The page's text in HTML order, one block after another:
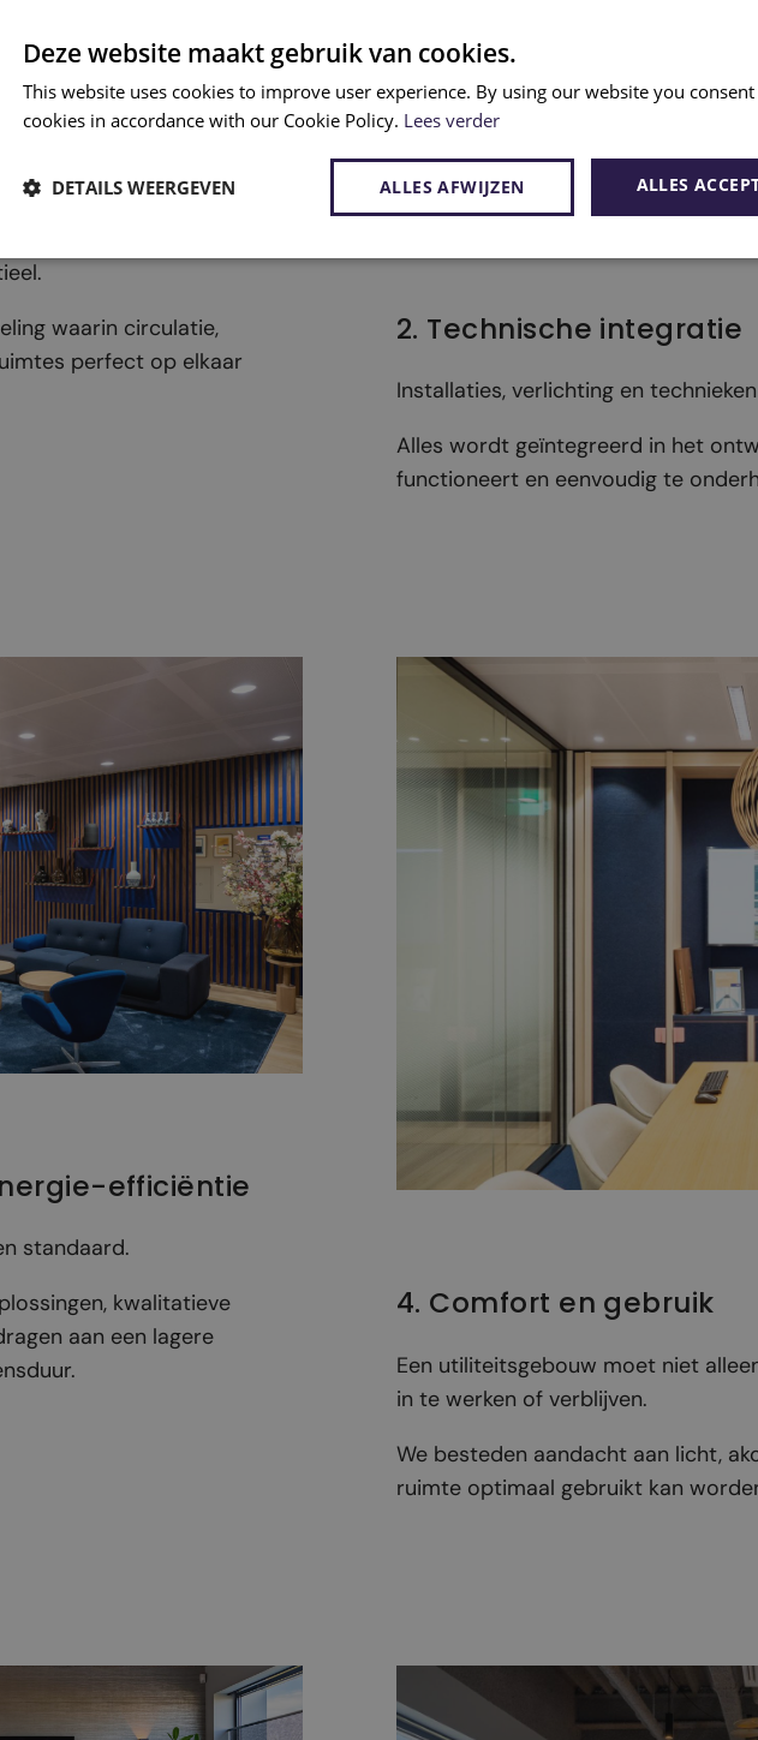
waarin circulatie,
perfect op elkaar
2. Technische integratie
Installaties, verlichting en
Alles wordt geïntegreerd in het
functioneert en eenvoudig te
efficiëntie
standaard.
kwalitatieve
aan een lagere
4. Comfort en gebruik
Een utiliteitsgebouw moet niet
in te werken of verblijven.
We besteden aandacht aan licht,
ruimte optimaal gebruikt kan
Deze website maakt gebruik van cookies.
This website uses cookies to improve user experience. By using our website you
cookies in accordance with our Cookie Policy. Lees verder
ALLES
ALLES AFWIJZEN
DETAILS WEERGEVEN